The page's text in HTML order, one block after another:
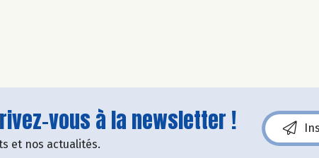
vous à la newsletter !
et nos actualités.